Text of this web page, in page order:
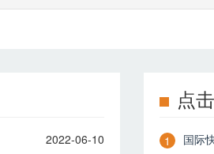
2022-06-10
点
1 国际